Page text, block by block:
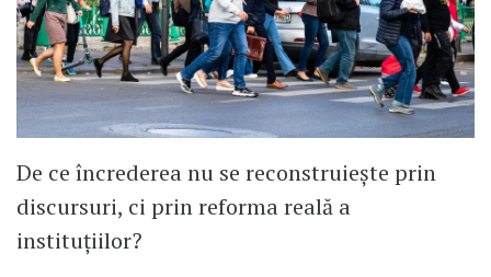
De ce încrederea nu se reconstruiește prin
discursuri, ci prin reforma reală a
instituțiilor?